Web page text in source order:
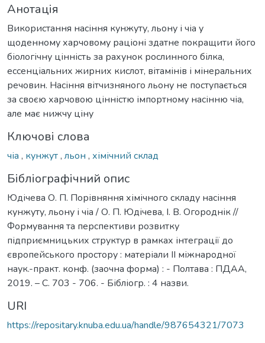
Анотація
Використання насіння кунжуту, льону і чіа у
щоденному харчовому раціоні здатне покращити його
біологічну цінність за рахунок рослинного білка,
ессенціальних жирних кислот, вітамінів і мінеральних
речовин. Насіння вітчизняного льону не поступається
за своєю харчовою цінністю імпортному насінню чіа,
але має нижчу ціну
Ключові слова
чіа , кунжут, льон , хімічний склад
Бібліографічний опис
Юдічева О. П. Порівняння хімічного складу насіння
кунжуту, льону і чіа / О. П. Юдічева, І. В. Огороднік //
Формування та перспективи розвитку
підприємницьких структур в рамках інтеграції до
європейського простору : матеріали ІІ міжнародної
наук.-практ. конф. (заочна форма) : - Полтава : ПДАА,
2019. – С. 703 - 706. - Бібліогр. : 4 назви.
URI
https://repositary.knuba.edu.ua/handle/987654321/7073